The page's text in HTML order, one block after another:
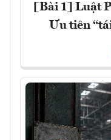
[Bài 1] Luật
Ưu tiên